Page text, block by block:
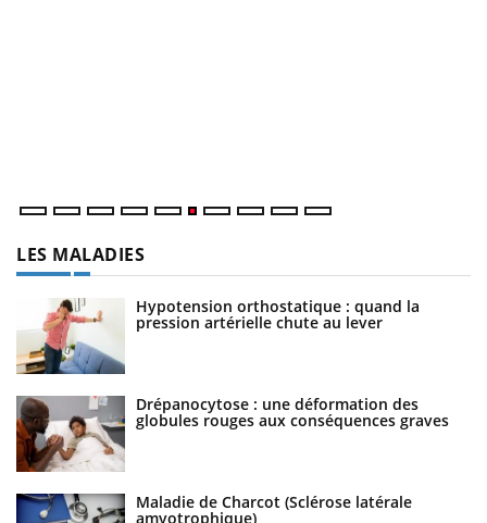
LES MALADIES
Hypotension orthostatique : quand la
pression artérielle chute au lever
Drépanocytose : une déformation des
globules rouges aux conséquences graves
Maladie de Charcot (Sclérose latérale
amyotrophique)